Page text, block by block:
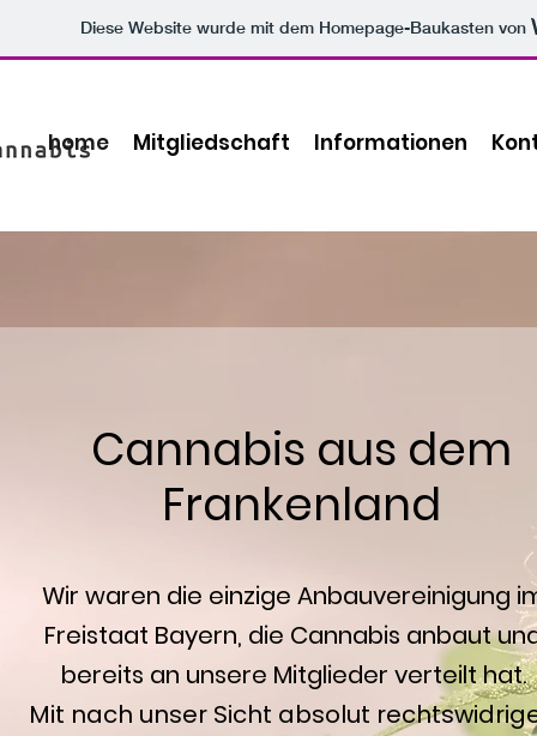
Diese Website wurde mit dem Homepage-Baukasten von
home Mitgliedschaft Informationen
Cannabis aus dem
Frankenland
Wir waren die einzige Anbauvereinigung
Freistaat Bayern, die Cannabis anbaut
bereits an unsere Mitglieder verteilt hat.
Mit nach unser Sicht absolut